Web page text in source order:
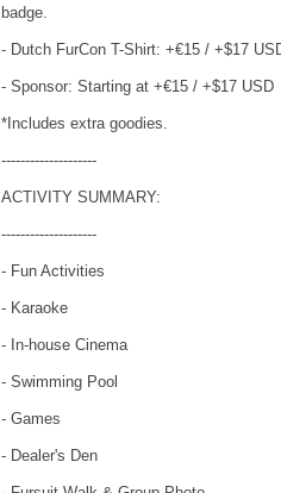
badge.
- Dutch FurCon T-Shirt: +€15 / +$17
- Sponsor: Starting at +€15 / +$17 USD
*Includes extra goodies.
--------------------
ACTIVITY SUMMARY:
--------------------
- Fun Activities
- Karaoke
- In-house Cinema
- Swimming Pool
- Games
- Dealer's Den